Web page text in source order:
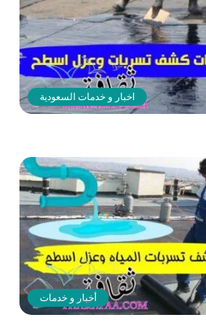
اخبار و خدمات السعودية
أخبار و خدمات